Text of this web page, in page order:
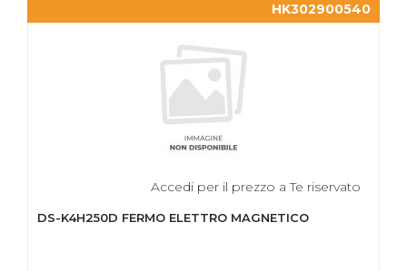
HK302900540
Accedi per il prezzo a Te riservato
DS-K4H250D FERMO ELETTRO MAGNETICO